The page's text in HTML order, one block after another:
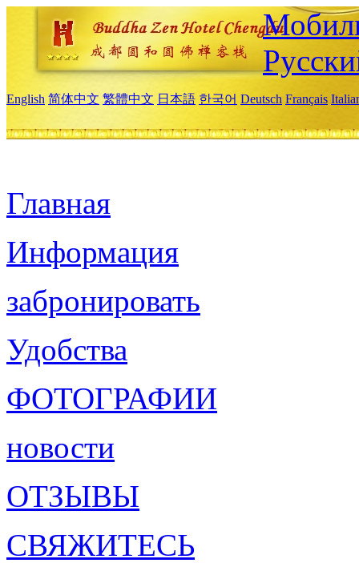
English 简体中文 繁體中文 日本語 한국어 Deutsch Français
Главная
Информация
забронировать
Удобства
ФОТОГРАФИИ
новости
ОТЗЫВЫ
СВЯЖИТЕСЬ